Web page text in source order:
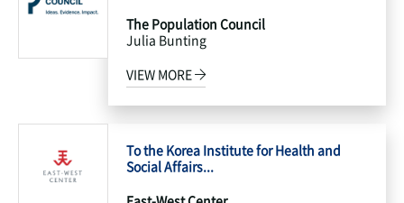
The Population Council
Julia Bunting
VIEW MORE
To the Korea Institute for Health and
Social Affairs...